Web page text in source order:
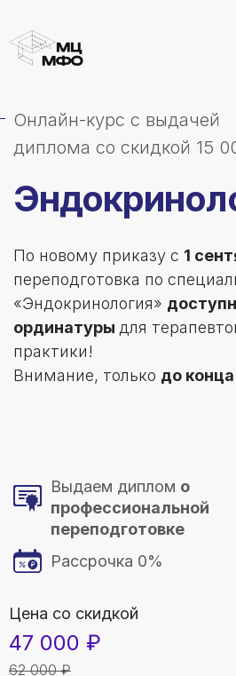
Онлайн-курс с выдачей
диплома со скидкой 15
Выдаем диплом о
профессиональной
переподготовке
Рассрочка 0%
По новому приказу с 1
переподготовка по
«Эндокринология»
ординатуры для
практики!
Внимание, только до
62 000 ₽
47 000 ₽
Цена со скидкой